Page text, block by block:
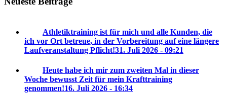
Athletiktraining ist für mich und alle Kunden, die
ich vor Ort betreue, in der Vorbereitung auf eine längere
Laufveranstaltung Pflicht!31. Juli 2026 - 09:21
Heute habe ich mir zum zweiten Mal in dieser
Woche bewusst Zeit für mein Krafttraining
genommen!16. Juli 2026 - 16:34